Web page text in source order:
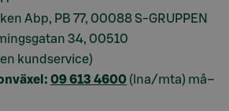
Abp, PB 77, 00088 S-GRUPPEN
34, 00510
kundservice)
09 613 4600 (lna/mta) må–